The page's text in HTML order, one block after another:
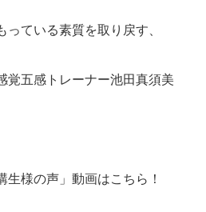
っている素質を取り戻す、
覚五感トレーナー池田真須美
生様の声」動画はこちら！